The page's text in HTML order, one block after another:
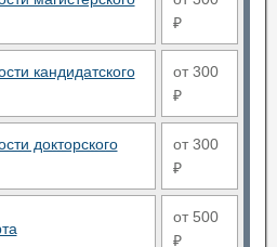
₽
кандидатского
от 300
₽
докторского
от 300
₽
от 500
₽